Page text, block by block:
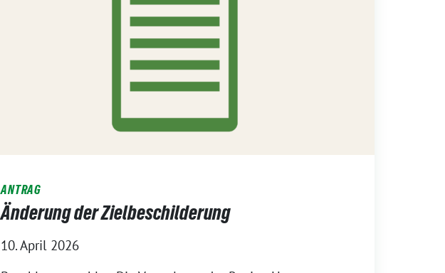
ANTRAG
Änderung der Zielbeschilderung
10. April 2026